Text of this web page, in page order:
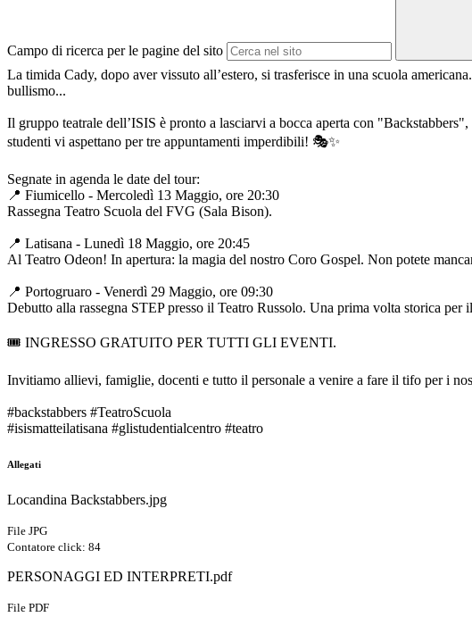
Campo di ricerca per le pagine del sito
La timida Cady, dopo aver vissuto all’estero, si trasferisce in una scuola
bullismo...
Il gruppo teatrale dell’ISIS è pronto a lasciarvi a bocca aperta con
studenti vi aspettano per tre appuntamenti imperdibili! 🎭✨
Segnate in agenda le date del tour:
📍 Fiumicello - Mercoledì 13 Maggio, ore 20:30
Rassegna Teatro Scuola del FVG (Sala Bison).
📍 Latisana - Lunedì 18 Maggio, ore 20:45
Al Teatro Odeon! In apertura: la magia del nostro Coro Gospel. Non potete
📍 Portogruaro - Venerdì 29 Maggio, ore 09:30
Debutto alla rassegna STEP presso il Teatro Russolo. Una prima volta storica per
🎟 INGRESSO GRATUITO PER TUTTI GLI EVENTI.
Invitiamo allievi, famiglie, docenti e tutto il personale a venire a fare il tifo per i
#backstabbers #TeatroScuola
#isismatteilatisana #glistudentialcentro #teatro
Allegati
Locandina Backstabbers.jpg
File JPG
Contatore click: 84
PERSONAGGI ED INTERPRETI.pdf
File PDF